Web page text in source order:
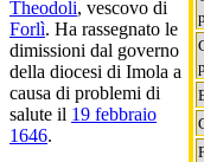
Theodoli, vescovo di
Forlì. Ha rassegnato le
dimissioni dal governo
della diocesi di Imola a
causa di problemi di
salute il 19 febbraio
1646.